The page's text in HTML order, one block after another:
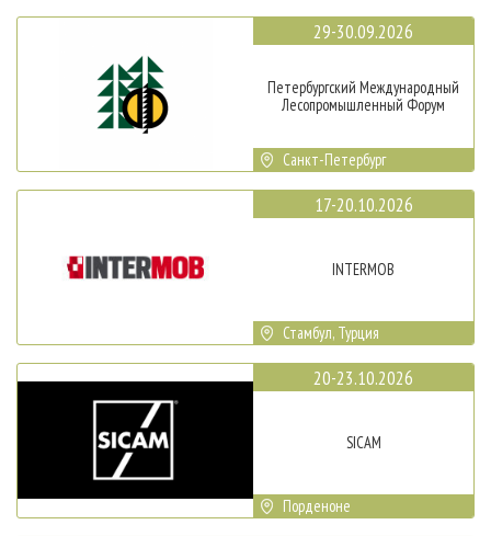
29-30.09.2026
Петербургский Международный
Лесопромышленный Форум
Санкт-Петербург
17-20.10.2026
INTERMOB
Стамбул, Турция
20-23.10.2026
SICAM
Порденоне